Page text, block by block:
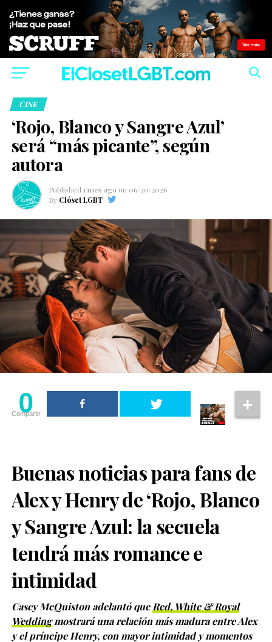
CINE
‘Rojo, Blanco y Sangre Azul’
será “más picante”, según
autora
Published 1 mes ago on 06/30/2026
By Clóset LGBT
0
Compartir
Buenas noticias para fans de
Alex y Henry de ‘Rojo, Blanco
y Sangre Azul: la secuela
tendrá más romance e
intimidad
Casey McQuiston adelantó que Red, White & Royal
Weddingmostrará una relación más madura entre Alex
y el príncipe Henry, con mayor intimidad y momentos